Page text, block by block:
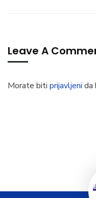
Leave A
Morate biti prijavljeni da